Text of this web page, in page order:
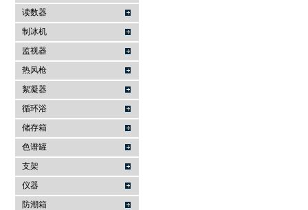
读数器
制冰机
监视器
热风枪
絮凝器
循环浴
储存箱
色谱罐
支架
仪器
防潮箱